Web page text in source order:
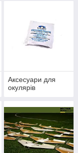
Аксесуари для
окулярів